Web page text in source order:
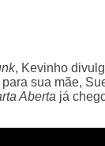
, Kevinho
sua mãe,
Aberta já